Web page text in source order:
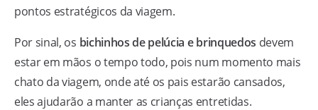
pontos estratégicos da viagem.
Por sinal, os bichinhos de pelúcia e brinquedos devem
estar em mãos o tempo todo, pois num momento mais
chato da viagem, onde até os pais estarão cansados,
eles ajudarão a manter as crianças entretidas.